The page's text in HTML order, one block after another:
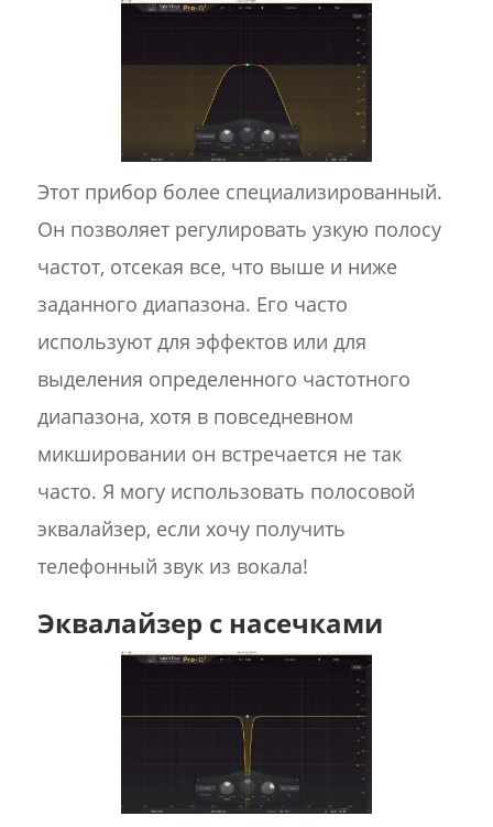
Этот прибор более специализированный.
Он позволяет регулировать узкую полосу
частот, отсекая все, что выше и ниже
заданного диапазона. Его часто
используют для эффектов или для
выделения определенного частотного
диапазона, хотя в повседневном
микшировании он встречается не так
часто. Я могу использовать полосовой
эквалайзер, если хочу получить
телефонный звук из вокала!
Эквалайзер с насечками